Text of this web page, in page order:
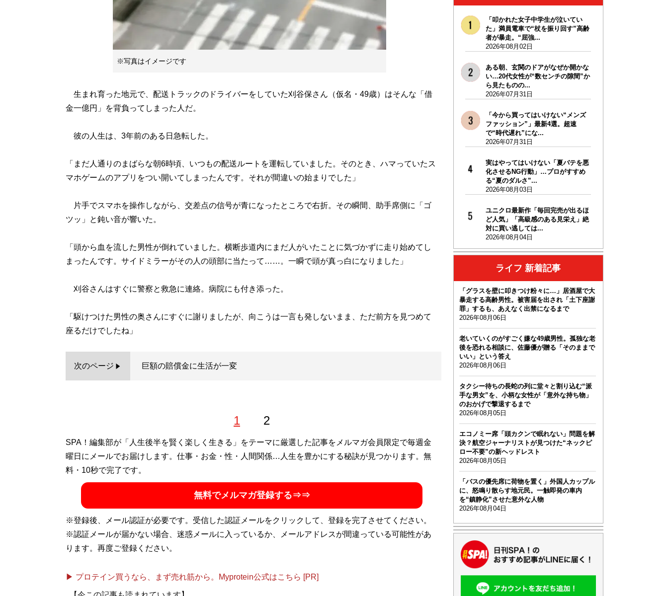
※写真はイメージです
生まれ育った地元で、配送トラックのドライバーをしていた刈谷保さん（仮名・49歳）はそんな「借
金一億円」を背負ってしまった人だ。
彼の人生は、3年前のある日急転した。
「まだ人通りのまばらな朝6時頃、いつもの配送ルートを運転していました。そのとき、ハマっていたス
マホゲームのアプリをつい開いてしまったんです。それが間違いの始まりでした」
片手でスマホを操作しながら、交差点の信号が青になったところで右折。その瞬間、助手席側に「ゴ
ツッ」と鈍い音が響いた。
「頭から血を流した男性が倒れていました。横断歩道内にまだ人がいたことに気づかずに走り始めてし
まったんです。サイドミラーがその人の頭部に当たって……。一瞬で頭が真っ白になりました」
刈谷さんはすぐに警察と救急に連絡。病院にも付き添った。
「駆けつけた男性の奥さんにすぐに謝りましたが、向こうは一言も発しないまま、ただ前方を見つめて
座るだけでしたね」
次のページ 巨額の賠償金に生活が一変
1 2
SPA！編集部が「人生後半を賢く楽しく生きる」をテーマに厳選した記事をメルマガ会員限定で毎週金
曜日にメールでお届けします。仕事・お金・性・人間関係…人生を豊かにする秘訣が見つかります。無
料・10秒で完了です。
無料でメルマガ登録する⇒⇒
※登録後、メール認証が必要です。受信した認証メールをクリックして、登録を完了させてください。
※認証メールが届かない場合、迷惑メールに入っているか、メールアドレスが間違っている可能性があ
ります。再度ご登録ください。
▶ プロテイン買うなら、まず売れ筋から。Myprotein公式はこちら [PR]
「叩かれた女子中学生が泣いてい
た」満員電車で“杖を振り回す”高齢
者が暴走。“屈強...
2026年08月02日
ある朝、玄関のドアがなぜか開かな
い…20代女性が“数センチの隙間”か
ら見たものの...
2026年07月31日
「今から買ってはいけない“メンズ
ファッション”」最新4選。超速
で“時代遅れ”にな...
2026年07月31日
実はやってはいけない「夏バテを悪
化させるNG行動」…プロがすすめ
る“夏のダルさ”...
2026年08月03日
ユニクロ最新作「毎回完売が出るほ
ど人気」「高級感のある見栄え」絶
対に買い逃しては...
2026年08月04日
ライフ 新着記事
「グラスを壁に叩きつけ粉々に…」居酒屋で大
暴走する高齢男性。被害届を出され「土下座謝
罪」するも、あえなく出禁になるまで
2026年08月06日
老いていくのがすごく嫌な49歳男性。孤独な老
後を恐れる相談に、佐藤優が贈る「そのままで
いい」という答え
2026年08月06日
タクシー待ちの長蛇の列に堂々と割り込む“派
手な男女”を、小柄な女性が「意外な持ち物」
のおかげで撃退するまで
2026年08月05日
エコノミー席「頭カクンで眠れない」問題を解
決？航空ジャーナリストが見つけた“ネックピ
ロー不要”の新ヘッドレスト
2026年08月05日
「バスの優先席に荷物を置く」外国人カップル
に、怒鳴り散らす地元民。一触即発の車内
を“鎮静化”させた意外な人物
2026年08月04日